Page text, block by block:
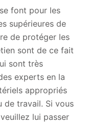
font pour les
supérieures de
de protéger les
sont de ce fait
sont très
experts en la
appropriés
de travail. Si vous
lui passer